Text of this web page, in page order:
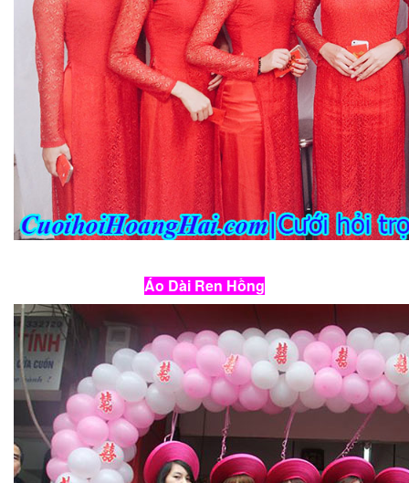
Áo Dài Ren Hồng